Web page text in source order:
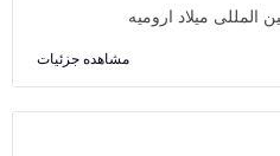
مشاهده جزئیات